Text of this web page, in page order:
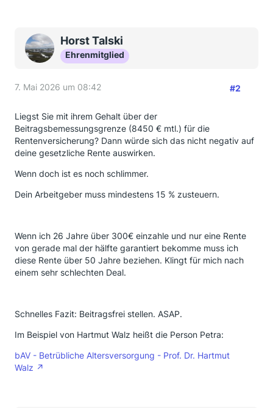
Horst Talski
Ehrenmitglied
7. Mai 2026 um 08:42 #2
Liegst Sie mit ihrem Gehalt über der
Beitragsbemessungsgrenze (8450 € mtl.) für die
Rentenversicherung? Dann würde sich das nicht negativ auf
deine gesetzliche Rente auswirken.
Wenn doch ist es noch schlimmer.
Dein Arbeitgeber muss mindestens 15 % zusteuern.
Wenn ich 26 Jahre über 300€ einzahle und nur eine Rente
von gerade mal der hälfte garantiert bekomme muss ich
diese Rente über 50 Jahre beziehen. Klingt für mich nach
einem sehr schlechten Deal.
Schnelles Fazit: Beitragsfrei stellen. ASAP.
Im Beispiel von Hartmut Walz heißt die Person Petra:
bAV - Betrübliche Altersversorgung - Prof. Dr. Hartmut
Walz